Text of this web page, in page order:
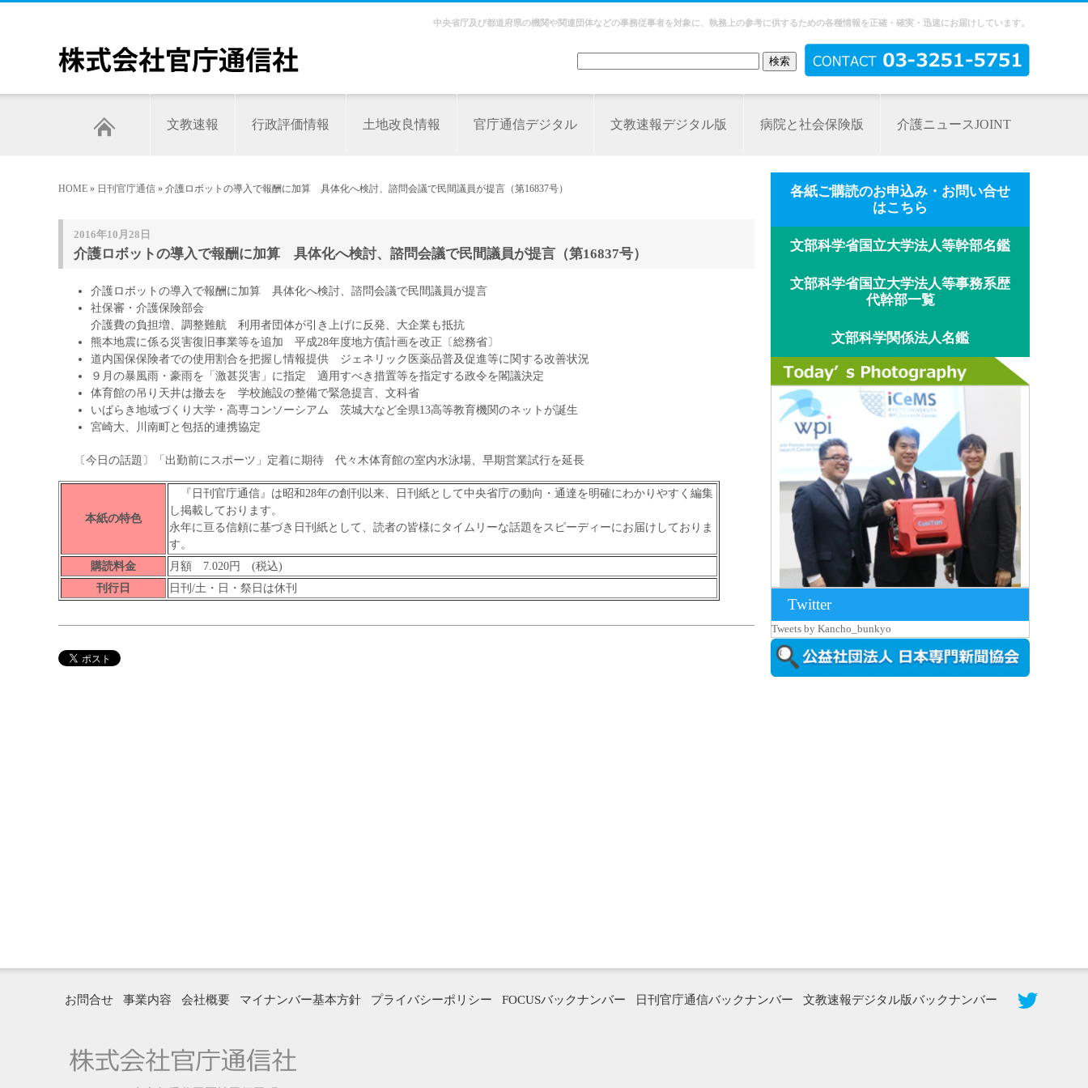
中央省庁及び都道府県の機関や関連団体などの事務従事者を対象に、執務上の参考に供するための各種情報を正確・確実・迅速にお届けしています。
文教速報 行政評価情報 土地改良情報 官庁通信デジタル 文教速報デジタル版 病院と社会保険版 介護ニュースJOINT
HOME » 日刊官庁通信 » 介護ロボットの導入で報酬に加算 具体化へ検討、諮問会議で民間議員が提言（第16837号）
2016年10月28日
介護ロボットの導入で報酬に加算 具体化へ検討、諮問会議で民間議員が提言（第16837号）
介護ロボットの導入で報酬に加算 具体化へ検討、諮問会議で民間議員が提言
社保審・介護保険部会
介護費の負担増、調整難航 利用者団体が引き上げに反発、大企業も抵抗
熊本地震に係る災害復旧事業等を追加 平成28年度地方債計画を改正〔総務省〕
道内国保保険者での使用割合を把握し情報提供 ジェネリック医薬品普及促進等に関する改善状況
９月の暴風雨・豪雨を「激甚災害」に指定 適用すべき措置等を指定する政令を閣議決定
体育館の吊り天井は撤去を 学校施設の整備で緊急提言、文科省
いばらき地域づくり大学・高専コンソーシアム 茨城大など全県13高等教育機関のネットが誕生
宮崎大、川南町と包括的連携協定
〔今日の話題〕「出勤前にスポーツ」定着に期待 代々木体育館の室内水泳場、早期営業試行を延長
本紙の特色
『日刊官庁通信』は昭和28年の創刊以来、日刊紙として中央省庁の動向・通達を明確にわかりやすく編集
し掲載しております。
永年に亘る信頼に基づき日刊紙として、読者の皆様にタイムリーな話題をスピーディーにお届けしておりま
す。
購読料金
月額 7.020円 (税込)
刊行日
日刊/土・日・祭日は休刊
各紙ご購読のお申込み・お問い合せ
はこちら
文部科学省国立大学法人等幹部名鑑
文部科学省国立大学法人等事務系歴
代幹部一覧
文部科学関係法人名鑑
京都大iCeMS等を視察した松本文部科学
大...
Twitter
Tweets by Kancho_bunkyo
お問合せ 事業内容 会社概要 マイナンバー基本方針 プライバシーポリシー FOCUSバックナンバー 日刊官庁通信バックナンバー 文教速報デジタル版バックナンバー